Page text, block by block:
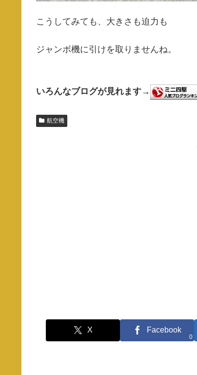
こうしてみても、大きさも迫力も
ジャンボ機に引けを取りませんね。
いろんなブログが見れます→
航空機
X Facebook
0